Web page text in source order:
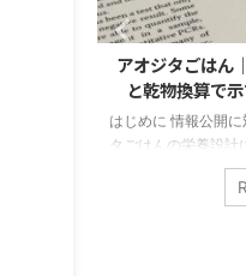
アオジタごはん
と乾物換算で
はじめに 情報公開
タごはんの栄養設計
します。決して面白
ん。ですが、大切な